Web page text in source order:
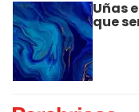
Uñas
que